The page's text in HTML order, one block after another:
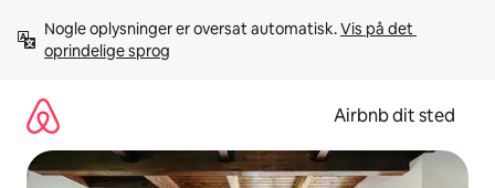
videre
Nogle oplysninger er oversat automatisk. Vis på det
oprindelige sprog
Airbnb dit sted